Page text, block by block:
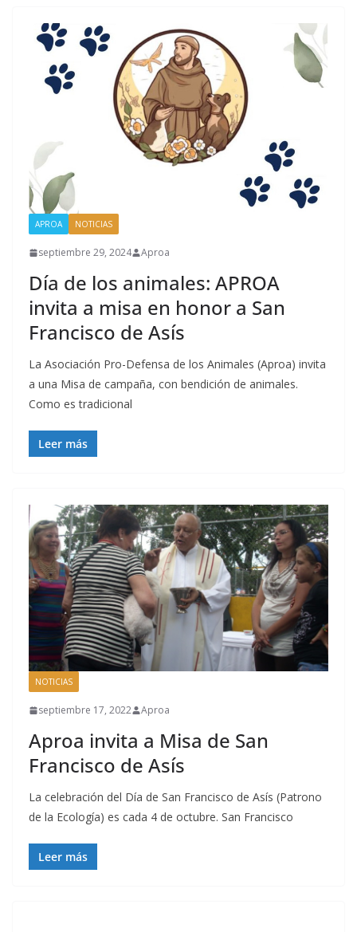
APROA NOTICIAS
septiembre 29, 2024 Aproa
Día de los animales: APROA
invita a misa en honor a San
Francisco de Asís
La Asociación Pro-Defensa de los Animales (Aproa) invita
a una Misa de campaña, con bendición de animales.
Como es tradicional
Leer más
NOTICIAS
septiembre 17, 2022 Aproa
Aproa invita a Misa de San
Francisco de Asís
La celebración del Día de San Francisco de Asís (Patrono
de la Ecología) es cada 4 de octubre. San Francisco
Leer más